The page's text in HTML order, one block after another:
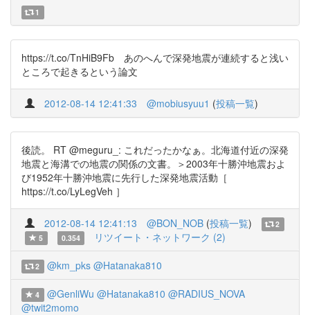
1
https://t.co/TnHiB9Fb あのへんで深発地震が連続すると浅い
ところで起きるという論文
2012-08-14 12:41:33 @mobiusyuu1 (投稿一覧)
後読。 RT @meguru_: これだったかなぁ。北海道付近の深発
地震と海溝での地震の関係の文書。＞2003年十勝沖地震およ
び1952年十勝沖地震に先行した深発地震活動［
https://t.co/LyLegVeh ］
2012-08-14 12:41:13 @BON_NOB (投稿一覧)
2
5
0.354 リツイート・ネットワーク (2)
2 @km_pks @Hatanaka810
4 @GenliWu @Hatanaka810 @RADIUS_NOVA
@twit2momo